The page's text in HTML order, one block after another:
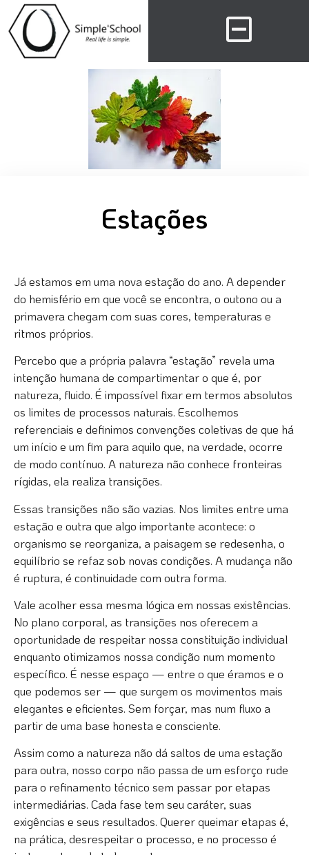
Estações
Já estamos em uma nova estação do ano. A depender
do hemisfério em que você se encontra, o outono ou a
primavera chegam com suas cores, temperaturas e
ritmos próprios.
Percebo que a própria palavra “estação” revela uma
intenção humana de compartimentar o que é, por
natureza, fluido. É impossível fixar em termos absolutos
os limites de processos naturais. Escolhemos
referenciais e definimos convenções coletivas de que há
um início e um fim para aquilo que, na verdade, ocorre
de modo contínuo. A natureza não conhece fronteiras
rígidas, ela realiza transições.
Essas transições não são vazias. Nos limites entre uma
estação e outra que algo importante acontece: o
organismo se reorganiza, a paisagem se redesenha, o
equilíbrio se refaz sob novas condições. A mudança não
é ruptura, é continuidade com outra forma.
Vale acolher essa mesma lógica em nossas existências.
No plano corporal, as transições nos oferecem a
oportunidade de respeitar nossa constituição individual
enquanto otimizamos nossa condição num momento
específico. É nesse espaço — entre o que éramos e o
que podemos ser — que surgem os movimentos mais
elegantes e eficientes. Sem forçar, mas num fluxo a
partir de uma base honesta e consciente.
Assim como a natureza não dá saltos de uma estação
para outra, nosso corpo não passa de um esforço rude
para o refinamento técnico sem passar por etapas
intermediárias. Cada fase tem seu caráter, suas
exigências e seus resultados. Querer queimar etapas é,
na prática, desrespeitar o processo, e no processo é